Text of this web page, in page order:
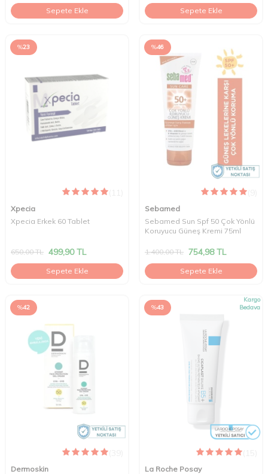
Sepete Ekle Sepete Ekle
%23
Xpecia
Xpecia Erkek 60 Tablet
650,00TL 499,90TL
Sepete Ekle
%46
Sebamed
Sebamed Sun Spf 50 Çok Yönlü
Koruyucu Güneş Kremi 75ml
1.400,00TL 754,98TL
Sepete Ekle
%42
Dermoskin
%43
Kargo
Bedava
La Roche Posay